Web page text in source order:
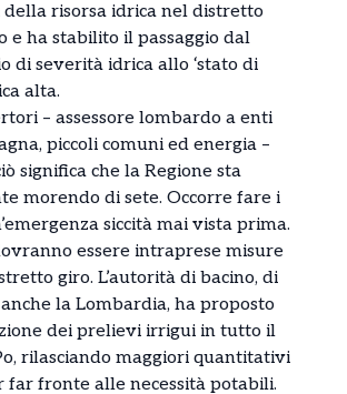
risorsa idrica nel distretto
e ha stabilito il passaggio dal
di severità idrica allo ‘stato di
alta.
– assessore lombardo a enti
piccoli comuni ed energia –
significa che la Regione sta
morendo di sete. Occorre fare i
siccità mai vista prima.
essere intraprese misure
giro. L’autorità di bacino, di
la Lombardia, ha proposto
dei prelievi irrigui in tutto il
rilasciando maggiori quantitativi
far fronte alle necessità potabili.